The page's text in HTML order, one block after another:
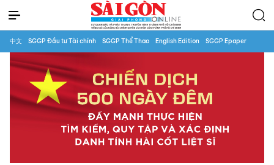
中文 SGGP Đầu tư Tài chính SGGP Thể Thao English Edition SGGP Epaper